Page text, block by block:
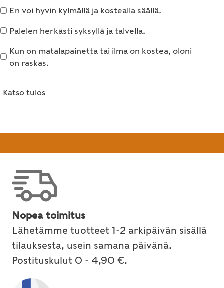
En voi hyvin kylmällä ja kostealla säällä.
Palelen herkästi syksyllä ja talvella.
Kun on matalapainetta tai ilma on kostea, oloni
on raskas.
Katso tulos
Nopea toimitus
Lähetämme tuotteet 1-2 arkipäivän sisällä
tilauksesta, usein samana päivänä.
Postituskulut 0 - 4,90 €.